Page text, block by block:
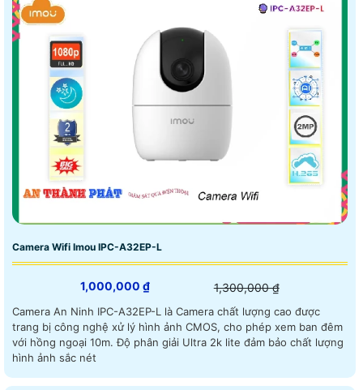
Camera Wifi Imou IPC-A32EP-L
1,000,000 ₫ 1,300,000 ₫
Camera An Ninh IPC-A32EP-L là Camera chất lượng cao được
trang bị công nghệ xử lý hình ảnh CMOS, cho phép xem ban đêm
với hồng ngoại 10m. Độ phân giải Ultra 2k lite đảm bảo chất lượng
hình ảnh sắc nét